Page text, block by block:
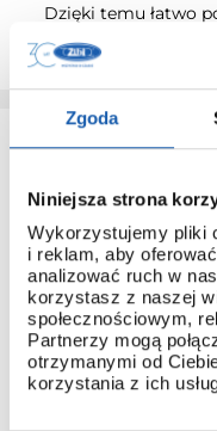
Zgoda
Niniejsza strona
Wykorzystujemy pliki
i reklam, aby
analizować ruch w
korzystasz z naszej
społecznościowym,
Partnerzy mogą
otrzymanymi od
korzystania z ich
Dzięki temu łatwo
3 + 3
Standardowa
na warunkach
kupujący dokona